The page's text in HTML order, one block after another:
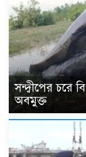
সন্দ্বীপের চরে
অবমুক্ত